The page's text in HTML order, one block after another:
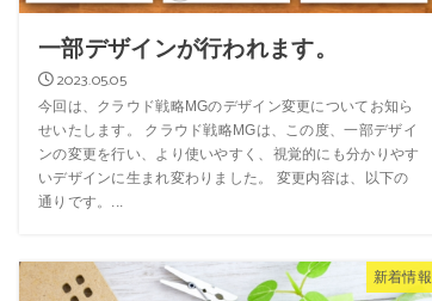
一部デザインが行われます。
2023.05.05
今回は、クラウド戦略MGのデザイン変更についてお知ら
せいたします。 クラウド戦略MGは、この度、一部デザイ
ンの変更を行い、より使いやすく、視覚的にも分かりやす
いデザインに生まれ変わりました。 変更内容は、以下の
通りです。...
新着情報